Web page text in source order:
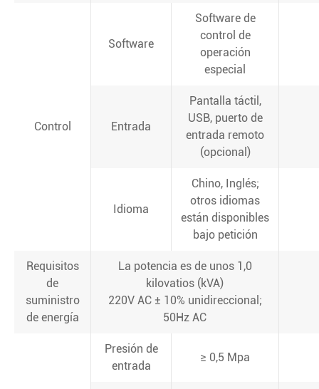
Control
Software
Software de
control de
operación
especial
Entrada
Pantalla táctil,
USB, puerto de
entrada remoto
(opcional)
Idioma
Chino, Inglés;
otros idiomas
están disponibles
bajo petición
Requisitos
de
suministro
de energía
La potencia es de unos 1,0
kilovatios (kVA)
220V AC ± 10% unidireccional;
50Hz AC
Presión de
entrada
≥ 0,5 Mpa